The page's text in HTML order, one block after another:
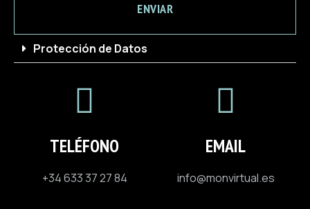
ENVIAR
Protección de Datos
TELÉFONO
+34 633 37 27 84
EMAIL
info@monvirtual.es